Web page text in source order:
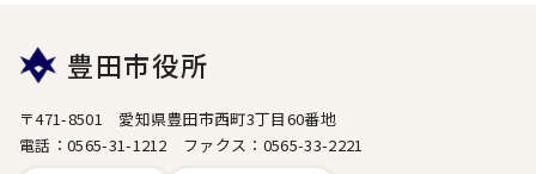
豊田市役所
〒471-8501 愛知県豊田市西町3丁目60番地
電話：0565-31-1212 ファクス：0565-33-2221